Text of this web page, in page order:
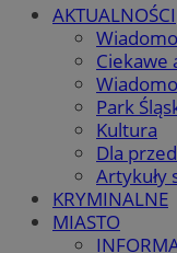
AKTUALNOŚCI
Ciekawe
Park
Kultura
Dla
Artykuły
KRYMINALNE
MIASTO